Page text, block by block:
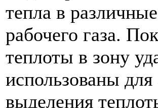
тепла в
рабочего газа.
теплоты в зону
использованы
выделения